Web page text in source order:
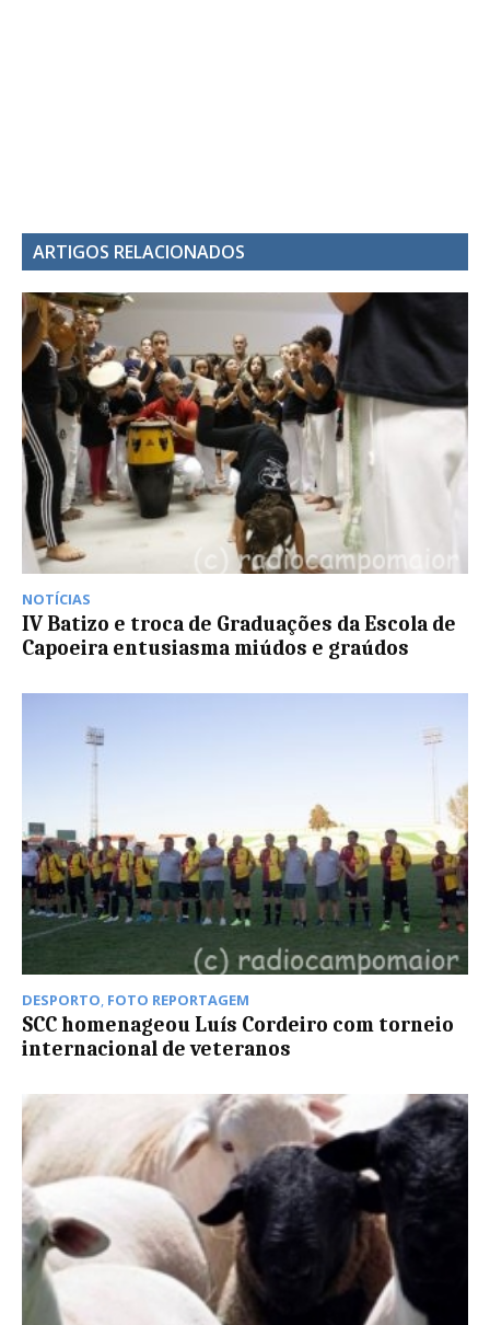
ARTIGOS RELACIONADOS
NOTÍCIAS
IV Batizo e troca de Graduações da Escola de
Capoeira entusiasma miúdos e graúdos
DESPORTO, FOTO REPORTAGEM
SCC homenageou Luís Cordeiro com torneio
internacional de veteranos